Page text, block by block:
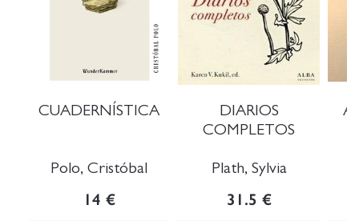
CUADERNÍSTICA
Polo, Cristóbal
14 €
DIARIOS
COMPLETOS
Plath, Sylvia
31.5 €